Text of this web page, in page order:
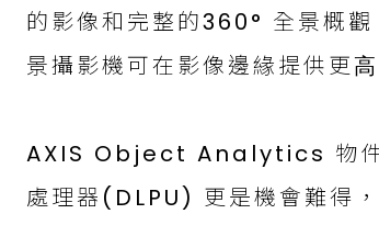
的影像和完整的360° 全景概
景攝影機可在影像邊緣提供更
AXIS Object Analytics 物件
處理器(DLPU) 更是機會難得